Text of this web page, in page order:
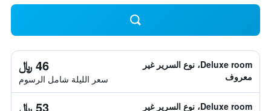
Deluxe room، نوع السرير غير
معروف
46 ﷼
سعر الليلة شامل الرسوم
Deluxe room، نوع السرير غير
53 ﷼